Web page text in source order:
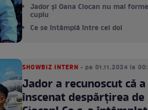
Jador și Oana Ciocan nu mai
cuplu
Ce se întâmplă între cei doi
SHOWBIZ INTERN • pe 01.11.2024 la
Jador a recunoscut că a
înscenat despărțirea de